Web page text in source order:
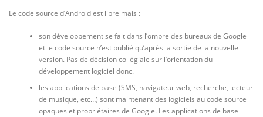
Le code source d’Android est libre mais :
son développement se fait dans l’ombre des bureaux de Google
et le code source n’est publié qu’après la sortie de la nouvelle
version. Pas de décision collégiale sur l’orientation du
développement logiciel donc.
les applications de base (SMS, navigateur web, recherche, lecteur
de musique, etc…) sont maintenant des logiciels au code source
opaques et propriétaires de Google. Les applications de base